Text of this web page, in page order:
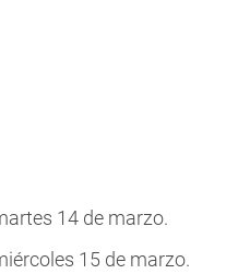
14 de marzo.
15 de marzo.